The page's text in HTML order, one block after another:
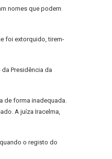
nomes que podem
foi extorquido, tirem-
Presidência da
de forma inadequada.
A juíza Iracelma,
o registo do